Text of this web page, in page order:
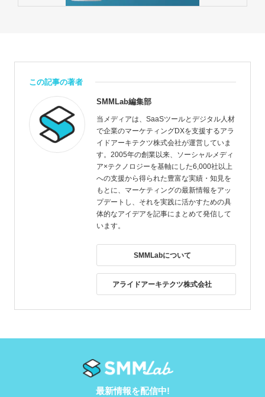
この記事の著者
SMMLab編集部
当メディアは、SaaSツールとデジタル人材
で企業のマーケティングDXを支援するアラ
イドアーキテクツ株式会社が運営していま
す。2005年の創業以来、ソーシャルメディ
ア×テクノロジーを基軸にした6,000社以上
への支援から得られた豊富な実績・知見を
もとに、マーケティングの最新情報をアッ
プデートし、それを実践に活かすための具
体的なアイデアを記事にまとめて発信して
います。
SMMLabについて
アライドアーキテクツ株式会社
最新情報を配信中!